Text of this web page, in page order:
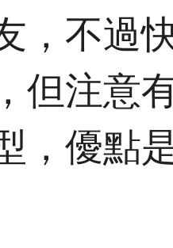
，不過
但注意
，優點